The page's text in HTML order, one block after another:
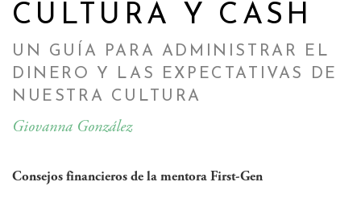
CULTURA Y CASH
UN GUÍA PARA ADMINISTRAR EL
DINERO Y LAS EXPECTATIVAS DE
NUESTRA CULTURA
Giovanna González
Consejos financieros de la mentora First-Gen